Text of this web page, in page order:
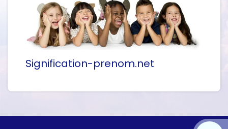
Signification-prenom.net